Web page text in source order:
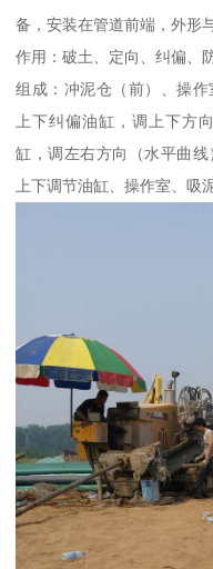
备，安装在管道前端，外形
作用：破土、定向、纠偏、
组成：冲泥仓（前）、操
上下纠偏油缸，调上下方
缸，调左右方向（水平曲线
上下调节油缸、操作室、吸